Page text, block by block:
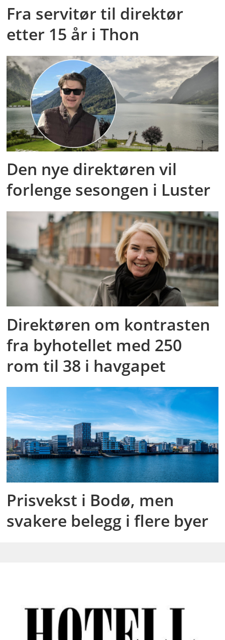
Fra servitør til direktør
etter 15 år i Thon
Den nye direktøren vil
forlenge sesongen i Luster
Direktøren om kontrasten
fra byhotellet med 250
rom til 38 i havgapet
Prisvekst i Bodø, men
svakere belegg i flere byer